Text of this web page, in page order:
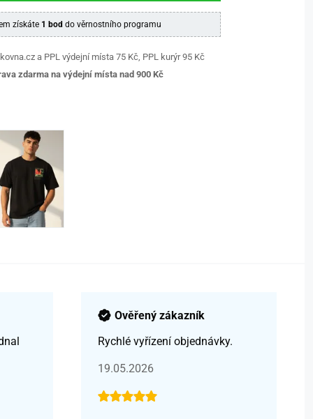
získáte 1 bod do věrnostního programu
a PPL výdejní místa 75 Kč, PPL kurýr 95 Kč
zdarma na výdejní místa nad 900 Kč
Ověřený zákazník
Rychlé vyřízení objednávky.
19.05.2026